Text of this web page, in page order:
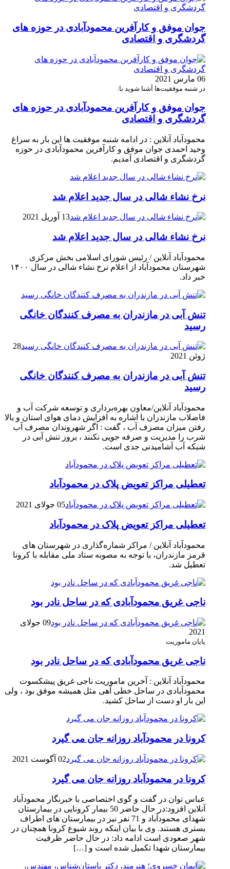
جوان موفق و کارآفرین محمودآبادی در حوزه های
گردشگری و اقتصادی
06 مارس 2021
در شنبه موفقیت‌ها آشنا شوید با:
جوان موفق و کارآفرین محمودآبادی در حوزه های
گردشگری و اقتصادی
محمودآباد آنلاین : در ادامه شنبه موفقیت ها این بار به سراغ
وحید احمدی جوان موفق و کارآفرین محمودآبادی در حوزه
گردشگری و اقتصادی آمدیم.
نرخ نشاء شالی در سال جدید اعلام شد
13 آوریل 2021
نرخ نشاء شالی در سال جدید اعلام شد
محمودآباد آنلاین / رئیس شورای اسلامی بخش مرکزی
شهرستان محمودآباد از اعلام نرخ نشاء شالی در سال ۱۴۰۰
خبر داد.
تنش آبی در مازندران به مصرف كنندگان خانگی
رسيد
28
ژوئن 2021
تنش آبی در مازندران به مصرف كنندگان خانگی
رسيد
محمودآباد آنلاین/معاون بهره‌برداری و توسعه شرکت آب و
فاضلاب مازندران با اشاره به افزایش دمای هوای استان و بالا
رفتن میزان مصرف آب ، گفت : اگر شهروندان مصرف آب
شرب را مدیریت و صرفه جویی نکنند ، بروز تنش آبی در
شبکه آب آشامیدنی جدی است.
تعطیلی مراکز تعویض پلاک در محمودآباد
05 جولای 2021
تعطیلی مراکز تعویض پلاک در محمودآباد
محمودآباد آنلاین / مراکز شماره‌گذاری در شهر‌ستان های
قرمز مازندران، با توجه به مصوبه ستاد ملی مقابله با کرونا
تعطیل شد.
ناجی غریق محمودآبادی که در ساحل نادر بود
09 جولای
2021
پایان ماموریت
ناجی غریق محمودآبادی که در ساحل نادر بود
محمودآباد آنلاین : آخرین ماموریت ناجی غریق پیشکسوت
محمودآبادی در ساحل خطی آهی مثل همیشه موفق بود ، ولی
این بار او دست از ساحل کشید.
کرونا در محمودآباد روزانه جان می گیرد
02 آگوست 2021
کرونا در محمودآباد روزانه جان می گیرد
عباس توان در گفت و گوی اختصاصی با خبرنگار محمودآباد
آنلاین افزود:در حال حاضر 50 بیمار کرونایی در بیمارستان
شهدای محمودآباد و 71 نفر نیز در بیمارستان های اطراف
بستری هستند. وی با بیان اینکه روند شیوع کرونا همچنان در
شهر صعودی است ادامه داد: در حال حاضر ظرفیت
بیمارستان شهدا تکمیل شده است و […]